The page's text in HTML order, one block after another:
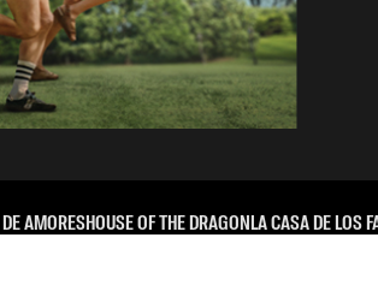
AMORESHOUSE OF THE DRAGONLA CASA DE LOS